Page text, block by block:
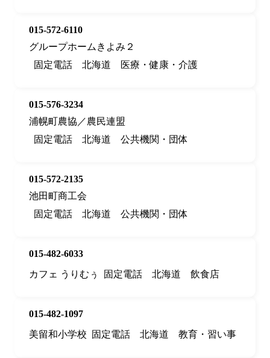
015-572-6110
グループホームきよみ２
固定電話
北海道 医療・健康・介護
015-576-3234
浦幌町農協／農民連盟
固定電話
北海道 公共機関・団体
015-572-2135
池田町商工会
固定電話
北海道 公共機関・団体
015-482-6033
カフェ うりむぅ
固定電話 北海道 飲食店
015-482-1097
美留和小学校
固定電話 北海道 教育・習い事